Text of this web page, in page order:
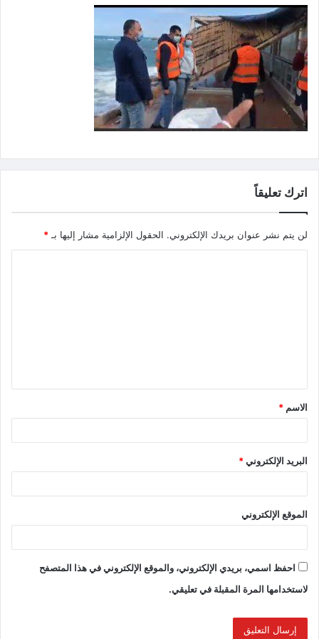
اترك تعليقاً
لن يتم نشر عنوان بريدك الإلكتروني. الحقول الإلزامية مشار إليها بـ*
الاسم *
البريد الإلكتروني*
الموقع الإلكتروني
احفظ اسمي، بريدي الإلكتروني، والموقع الإلكتروني في هذا المتصفح
لاستخدامها المرة المقبلة في تعليقي.